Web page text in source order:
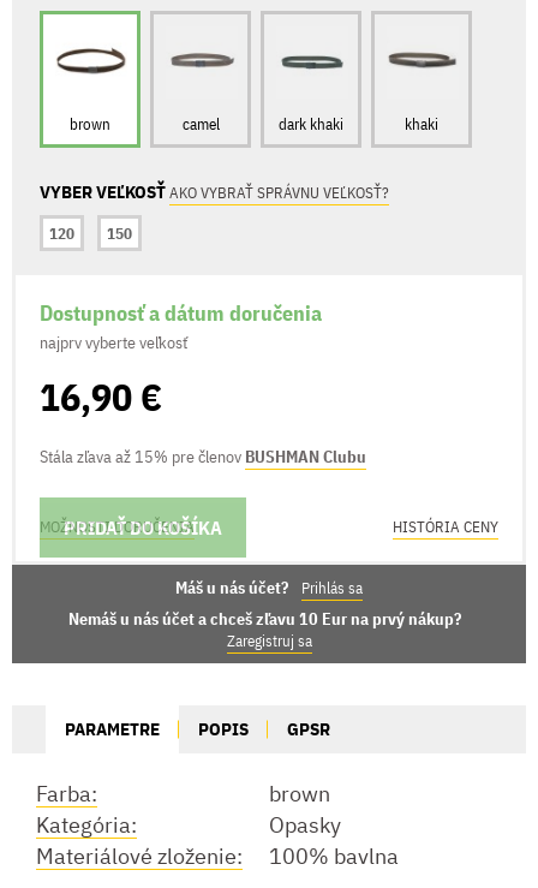
brown camel dark khaki khaki
VYBER VEĽKOSŤAKO VYBRAŤ SPRÁVNU VEĽKOSŤ?
120
150
Dostupnosť a dátum doručenia
najprv vyberte veľkosť
16,90 €
Stála zľava až 15% pre členov BUSHMAN Clubu
PRIDAŤ DO KOŠÍKA
MOŽNOSTI DORUČENIA HISTÓRIA CENY
Máš u nás účet? Prihlás sa
Nemáš u nás účet a chceš zľavu 10 Eur na prvý nákup?
Zaregistruj sa
PARAMETRE POPIS GPSR
Farba:
brown
Kategória:
Opasky
Materiálové zloženie:
100% bavlna